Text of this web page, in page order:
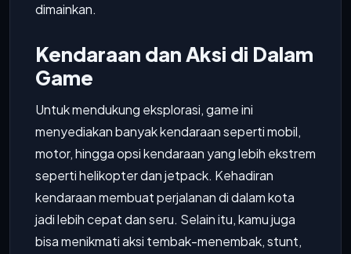
dimainkan.
Kendaraan dan Aksi di Dalam
Game
Untuk mendukung eksplorasi, game ini
menyediakan banyak kendaraan seperti mobil,
motor, hingga opsi kendaraan yang lebih ekstrem
seperti helikopter dan jetpack. Kehadiran
kendaraan membuat perjalanan di dalam kota
jadi lebih cepat dan seru. Selain itu, kamu juga
bisa menikmati aksi tembak-menembak, stunt,